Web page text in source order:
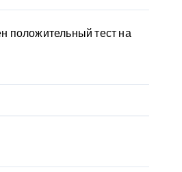
положительный тест на